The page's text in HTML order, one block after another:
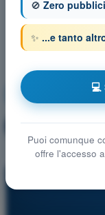
🔒
🚫 Zero
✨ ...e tanto
Puoi comunque
offre l'accesso